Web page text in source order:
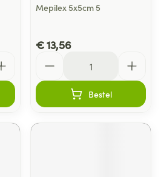
Mepilex 5x5cm 5
€ 13,56
Bestel